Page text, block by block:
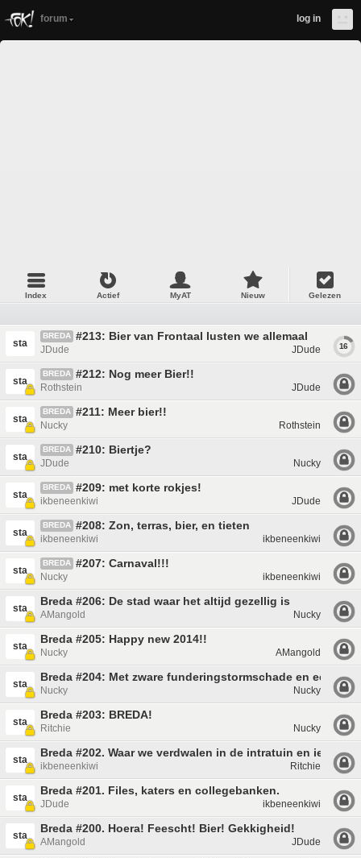
forum log in
Index Actief MyAT Nieuw Gelezen
sta
BREDA #213: Bier van Frontaal lusten we allemaal
JDude JDude 16
sta
BREDA #212: Nog meer Bier!!
Rothstein JDude
sta
BREDA #211: Meer bier!!
Nucky Rothstein
sta
BREDA #210: Biertje?
JDude Nucky
sta
BREDA #209: met korte rokjes!
ikbeneenkiwi JDude
sta
BREDA #208: Zon, terras, bier, en tieten
ikbeneenkiwi ikbeneenkiwi
sta
BREDA #207: Carnaval!!!
Nucky ikbeneenkiwi
sta
Breda #206: De stad waar het altijd gezellig is
AMangold Nucky
sta
Breda #205: Happy new 2014!!
Nucky AMangold
sta
Breda #204: Met zware funderingstormschade en een
Nucky Nucky
sta
Breda #203: BREDA!
Ritchie Nucky
sta
Breda #202. Waar we verdwalen in de intratuin en
ikbeneenkiwi Ritchie
sta
Breda #201. Files, katers en collegebanken.
JDude ikbeneenkiwi
sta
Breda #200. Hoera! Feescht! Bier! Gekkigheid!
AMangold JDude